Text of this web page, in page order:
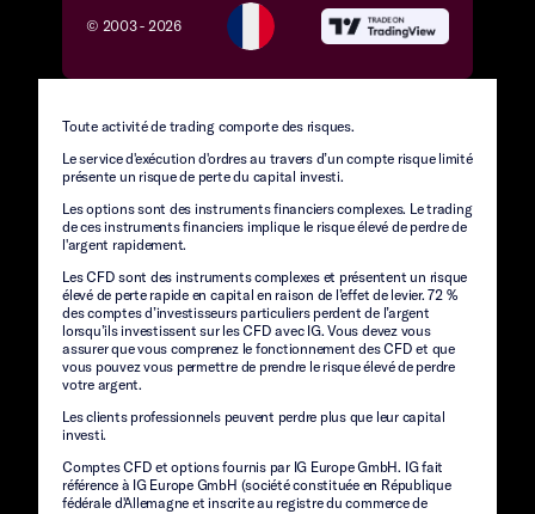
© 2003 - 2026
Toute activité de trading comporte des risques.
Le service d'exécution d'ordres au travers d’un compte risque limité
présente un risque de perte du capital investi.
Les options sont des instruments financiers complexes. Le trading
de ces instruments financiers implique le risque élevé de perdre de
l'argent rapidement.
Les CFD sont des instruments complexes et présentent un risque
élevé de perte rapide en capital en raison de l’effet de levier. 72 %
des comptes d’investisseurs particuliers perdent de l’argent
lorsqu’ils investissent sur les CFD avec IG. Vous devez vous
assurer que vous comprenez le fonctionnement des CFD et que
vous pouvez vous permettre de prendre le risque élevé de perdre
votre argent.
Les clients professionnels peuvent perdre plus que leur capital
investi.
Comptes CFD et options fournis par IG Europe GmbH. IG fait
référence à IG Europe GmbH (société constituée en République
fédérale d'Allemagne et inscrite au registre du commerce de